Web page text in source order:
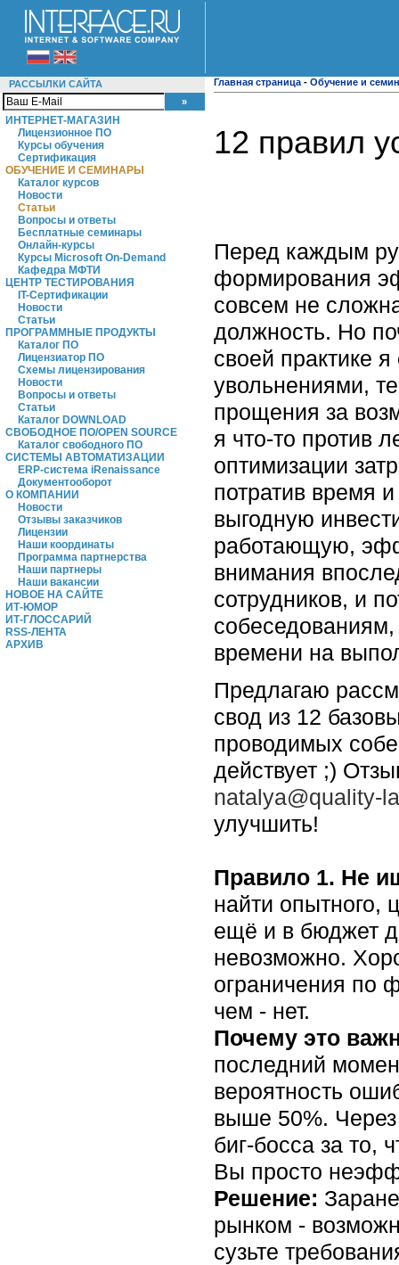
РАССЫЛКИ САЙТА
ИНТЕРНЕТ-МАГАЗИН
Лицензионное ПО
Курсы обучения
Сертификация
ОБУЧЕНИЕ И СЕМИНАРЫ
Каталог курсов
Новости
Статьи
Вопросы и ответы
Бесплатные семинары
Онлайн-курсы
Курсы Microsoft On-Demand
Кафедра МФТИ
ЦЕНТР ТЕСТИРОВАНИЯ
IT-Сертификации
Новости
Статьи
ПРОГРАММНЫЕ ПРОДУКТЫ
Каталог ПО
Лицензиатор ПО
Схемы лицензирования
Новости
Вопросы и ответы
Статьи
Каталог DOWNLOAD
СВОБОДНОЕ ПО/OPEN SOURCE
Каталог свободного ПО
СИСТЕМЫ АВТОМАТИЗАЦИИ
ERP-система iRenaissance
Документооборот
О КОМПАНИИ
Новости
Отзывы заказчиков
Лицензии
Наши координаты
Программа партнерства
Наши партнеры
Наши вакансии
НОВОЕ НА САЙТЕ
ИТ-ЮМОР
ИТ-ГЛОССАРИЙ
RSS-ЛЕНТА
АРХИВ
Главная страница - Обучение и
12 правил
Перед каждым
формирования
совсем не
должность. Но
своей практике
увольнениями,
прощения за
я что-то против
оптимизации
потратив время
выгодную
работающую,
внимания
сотрудников, и
времени на
Предлагаю
свод из 12
проводимых
действует ;)
natalya@quality-
улучшить!
Правило 1. Не
найти опытного,
ещё и в бюджет
невозможно.
ограничения по
чем - нет.
Почему это
последний
вероятность
выше 50%. Через
биг-босса за то,
Вы просто
Решение:
рынком -
сузьте